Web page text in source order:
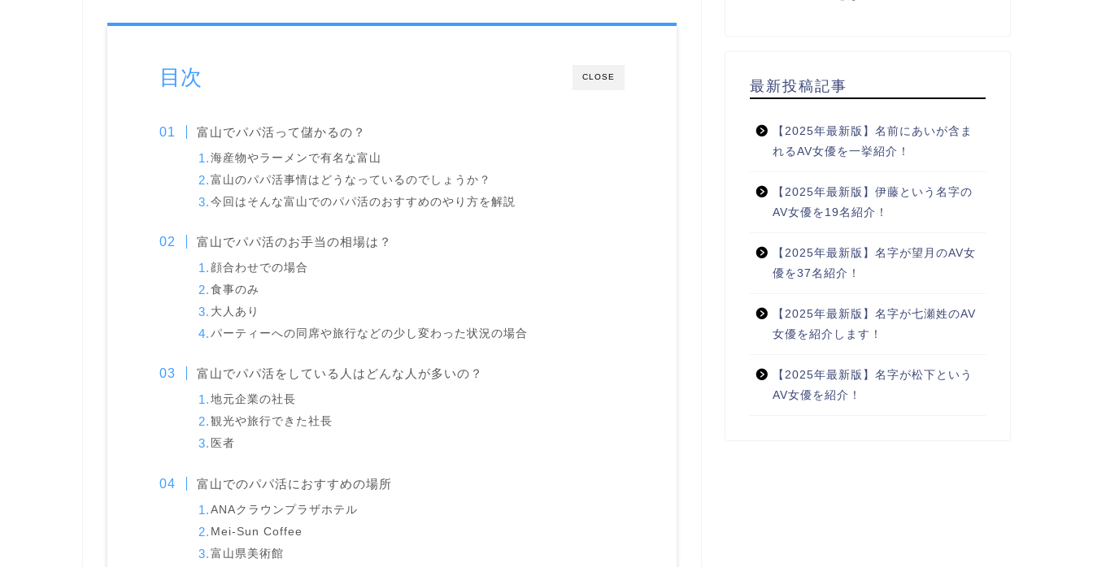
CLOSE
目次
富山でパパ活って儲かるの？
海産物やラーメンで有名な富山
富山のパパ活事情はどうなっているのでしょうか？
今回はそんな富山でのパパ活のおすすめのやり方を解説
富山でパパ活のお手当の相場は？
顔合わせでの場合
食事のみ
大人あり
パーティーへの同席や旅行などの少し変わった状況の場合
富山でパパ活をしている人はどんな人が多いの？
地元企業の社長
観光や旅行できた社長
医者
富山でのパパ活におすすめの場所
ANAクラウンプラザホテル
Mei-Sun Coffee
富山県美術館
最新投稿記事
【2025年最新版】名前にあいが含ま
れるAV女優を一挙紹介！
【2025年最新版】伊藤という名字の
AV女優を19名紹介！
【2025年最新版】名字が望月のAV女
優を37名紹介！
【2025年最新版】名字が七瀬姓のAV
女優を紹介します！
【2025年最新版】名字が松下という
AV女優を紹介！